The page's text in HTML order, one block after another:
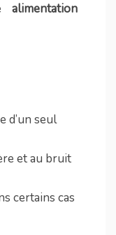
alimentation
d’un seul
et au bruit
certains cas